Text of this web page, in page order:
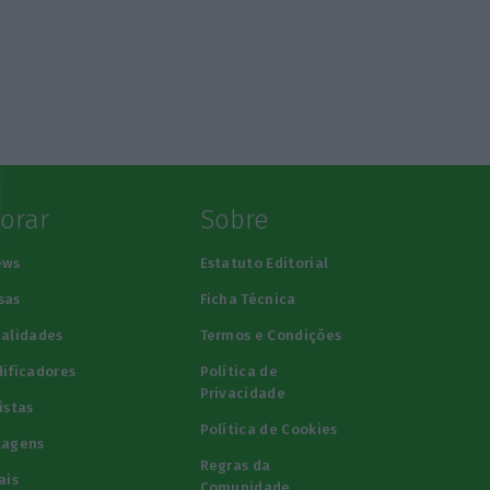
Sobre
Estatuto Editorial
Ficha Técnica
Termos e Condições
Política de
Privacidade
Política de Cookies
Regras da